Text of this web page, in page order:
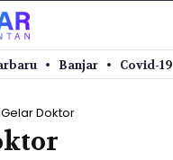
Banjar Covid-19
Gelar Doktor